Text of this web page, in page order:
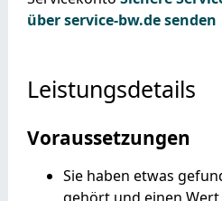
über service-bw.de senden
Leistungsdetails
Voraussetzungen
Sie haben etwas